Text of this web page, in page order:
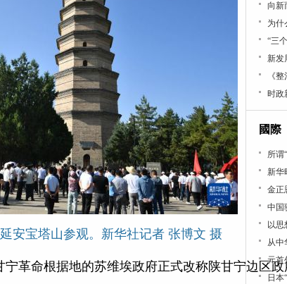
安宝塔山参观。新华社记者 张博文 摄
革命根据地的苏维埃政府正式改称陕甘宁边区政
向新
为什
“三
新发
《
时政
國際
所谓
新华
金正
中国
以思
从中
元首
日本